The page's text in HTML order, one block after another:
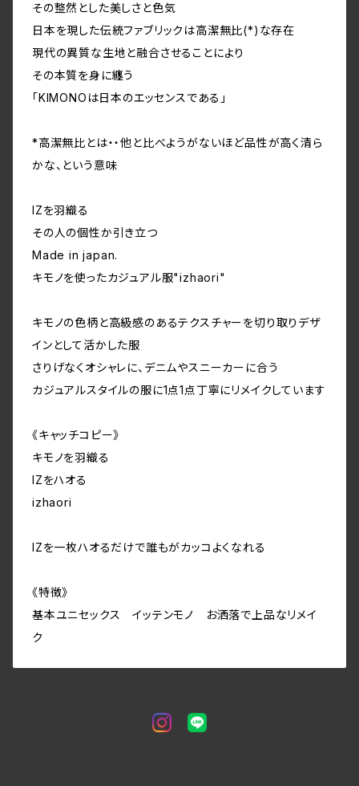
その整然とした美しさと色気
日本を現した伝統ファブリックは高潔無比(*)な存在
現代の異質な生地と融合させることにより
その本質を身に纏う
「KIMONOは日本のエッセンスである」
*高潔無比とは・・他と比べようがないほど品性が高く清ら
かな、という意味
IZを羽織る
その人の個性か引き立つ
Made in japan.
キモノを使ったカジュアル服"izhaori"
キモノの色柄と高級感のあるテクスチャーを切り取りデザ
インとして活かした服
さりげなくオシャレに、デニムやスニーカーに合う
カジュアルスタイルの服に1点1点丁寧にリメイクしています
《キャッチコピー》
キモノを羽織る
IZをハオる
izhaori
IZを一枚ハオるだけで誰もがカッコよくなれる
《特徴》
基本ユニセックス イッテンモノ お洒落で上品なリメイ
ク